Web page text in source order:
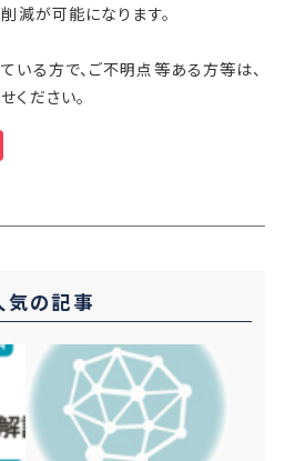
減が可能になります。
いる方で、ご不明点等ある方等は、
ください。
t気の記事